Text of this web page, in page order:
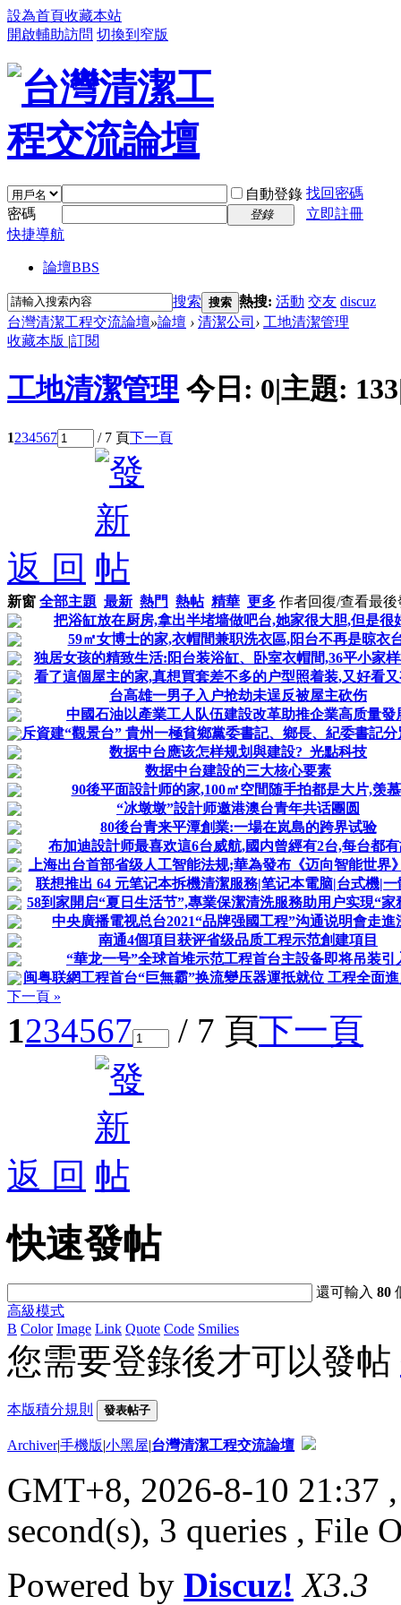
設為首頁收藏本站
開啟輔助訪問 切換到窄版
自動登錄 找回密碼
密碼
登錄
立即註冊
快捷導航
論壇BBS
搜索 搜索 熱搜: 活動 交友 discuz
台灣清潔工程交流論壇»論壇 › 清潔公司 › 工地清潔管理
收藏本版 |訂閱
工地清潔管理 今日: 0|主題: 133
1234567 / 7 頁下一頁
返 回
新窗 全部主題 最新 熱門 熱帖 精華 更多 作者回復/查看最後
把浴缸放在厨房,拿出半堵墙做吧台,她家很大胆,但是很
59㎡女博士的家,衣帽間兼职洗衣區,阳台不再是晾衣
独居女孩的精致生活:阳台装浴缸、卧室衣帽間,36平小家
看了這個屋主的家,真想買套差不多的户型照着装,又好看
台高雄一男子入户抢劫未逞反被屋主砍伤
中國石油以產業工人队伍建設改革助推企業高质量發
斥資建“觀景台” 貴州一極貧鄉黨委書記、鄉長、紀委書記
数据中台應该怎样规划與建設?_光點科技
数据中台建設的三大核心要素
90後平面設計师的家,100㎡空間随手拍都是大片,羡
“冰墩墩”設計师邀港澳台青年共话團圆
80後台青来平潭創業:一場在岚島的跨界试验
布加迪設計师最喜欢這6台威航,國内曾經有2台,每台都
上海出台首部省级人工智能法规;華為發布《迈向智能世界
联想推出 64 元笔记本拆機清潔服務|笔记本電脑|台式機|一
58到家開启“夏日生活节”,專業保潔清洗服務助用户实現“家
中央廣播電视总台2021“品牌强國工程”沟通说明會走進
南通4個項目获评省级品质工程示范創建項目
“華龙一号”全球首堆示范工程首台主設备即将吊装引
闽粤联網工程首台“巨無霸”换流變压器運抵就位 工程全面
下一頁 »
1234567 / 7 頁下一頁
返 回
快速發帖
還可輸入80
高級模式
B Color Image Link Quote Code Smilies
您需要登錄後才可以發帖
本版積分規則 發表帖子
Archiver|手機版|小黑屋|台灣清潔工程交流論壇
GMT+8, 2026-8-10 21:37
second(s), 3 queries , File
Powered by Discuz! X3.3